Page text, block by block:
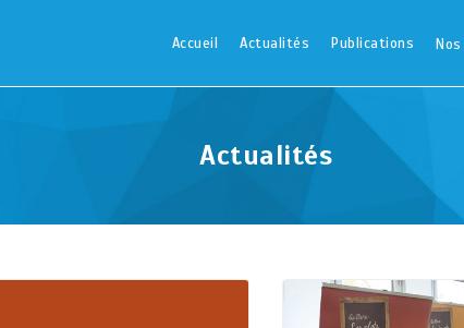
Accueil Actualités Publications
Actualités